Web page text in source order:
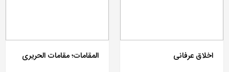
اخلاق عرفانی المقامات؛ مقامات الحریری